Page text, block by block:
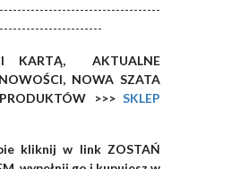
KARTĄ, AKTUALNE
NOWA SZATA
>>>SKLEP
kliknij w link ZOSTAŃ